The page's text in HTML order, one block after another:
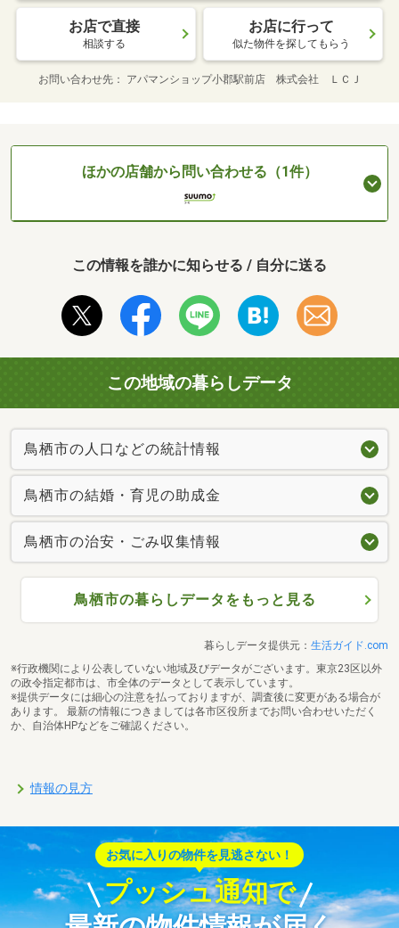
お店で直接
相談する
お店に行って
似た物件を探してもらう
お問い合わせ先 アパマンショップ小郡駅前店 株式会社 ＬＣＪ
ほかの店舗から問い合わせる（1件）
この情報を誰かに知らせる / 自分に送る
この地域の暮らしデータ
鳥栖市の人口などの統計情報
鳥栖市の結婚・育児の助成金
鳥栖市の治安・ごみ収集情報
鳥栖市の暮らしデータをもっと見る
暮らしデータ提供元： 生活ガイド.com
※行政機関により公表していない地域及びデータがございます。東京23区以外
の政令指定都市は、市全体のデータとして表示しています。
※提供データには細心の注意を払っておりますが、調査後に変更がある場合が
あります。 最新の情報につきましては各市区役所までお問い合わせいただく
か、自治体HPなどをご確認ください。
情報の見方
お気に入りの物件を見逃さない！
プッシュ通知で